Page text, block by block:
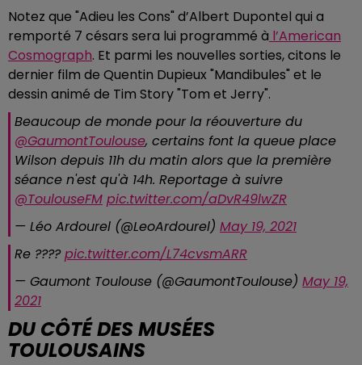
Notez que "Adieu les Cons" d’Albert Dupontel qui a
remporté 7 césars sera lui programmé à l’American
Cosmograph. Et parmi les nouvelles sorties, citons le
dernier film de Quentin Dupieux "Mandibules" et le
dessin animé de Tim Story "Tom et Jerry".
Beaucoup de monde pour la réouverture du
@GaumontToulouse, certains font la queue place
Wilson depuis 11h du matin alors que la première
séance n'est qu'à 14h. Reportage à suivre
@ToulouseFM pic.twitter.com/aDvR49lwZR
— Léo Ardourel (@LeoArdourel) May 19, 2021
Re ????pic.twitter.com/L74cvsmARR
— Gaumont Toulouse (@GaumontToulouse) May 19,
2021
DU CÔTÉ DES MUSÉES
TOULOUSAINS